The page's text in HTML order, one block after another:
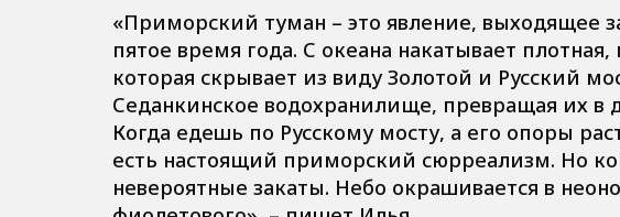
«Приморский туман – это явление, выходящее
пятое время года. С океана накатывает
которая скрывает из виду Золотой и Русский
Седанкинское водохранилище, превращая их в
Когда едешь по Русскому мосту, а его опоры
есть настоящий приморский сюрреализм. Но
невероятные закаты. Небо окрашивается в